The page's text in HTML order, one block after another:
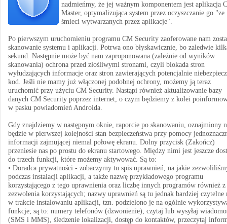
nadmieńmy, że jej ważnym komponentem jest aplikacja
Master, optymalizująca system przez oczyszczanie go "ze
śmieci wytwarzanych przez aplikacje".
Po pierwszym uruchomieniu programu CM Security zaoferowane nam
skanowanie systemu i aplikacji. Potrwa ono błyskawicznie, bo zaledwie
sekund. Następnie może być nam zaproponowana (zależnie od wyników
skanowania) ochrona przed złośliwymi stronami, czyli blokada stron
wyłudzających informacje oraz stron zawierających potencjalnie
kod. Jeśli nie mamy już włączonej podobnej ochrony, możemy ją teraz
uruchomić przy użyciu CM Security. Nastąpi również aktualizowanie bazy
danych CM Security poprzez internet, o czym będziemy z kolei
w pasku powiadomień Androida.
Gdy znajdziemy w następnym oknie, raporcie po skanowaniu, oznajmiony
będzie w pierwszej kolejności stan bezpieczeństwa przy pomocy
informacji zajmującej niemal połowę ekranu. Dolny przycisk (Zakończ)
przeniesie nas po prostu do ekranu startowego. Między nimi jest jeszcze
do trzech funkcji, które możemy aktywować. Są to:
• Doradca prywatności - zobaczymy tu spis uprawnień, na jakie
podczas instalacji aplikacji, a także nazwę przykładowego programu
korzystającego z tego uprawnienia oraz liczbę innych programów również z
zezwolenia korzystających; nazwy uprawnień są tu jednak bardziej czytelne
w trakcie instalowaniu aplikacji, tzn. podzielono je na ogólnie
funkcje; są to: numery telefonów (dzwonienie), czytaj lub wysyłaj
(SMS i MMS), śledzenie lokalizacji, dostęp do kontaktów, przeczytaj